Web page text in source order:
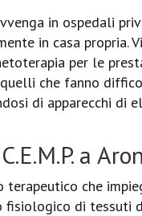
in ospedali
in casa propria.
per le
che fanno
di apparecchi di
a
terapeutico che
fisiologico di